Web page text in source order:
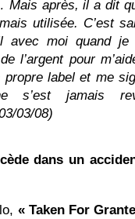
Mais après, il a dit
utilisée. C’est
avec moi quand je
l’argent pour
label et me
s’est jamais
03/08)
dans un
« Taken For